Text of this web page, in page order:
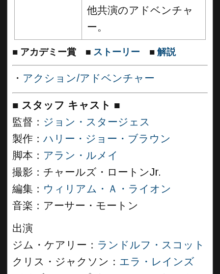
他共演のアドベンチャ
ー。
■ アカデミー賞 ■ ストーリー ■ 解説
・ アクション/アドベンチャー
■ スタッフ キャスト ■
監督： ジョン・スタージェス
製作： ハリー・ジョー・ブラウン
脚本： アラン・ルメイ
撮影：チャールズ・ロートンJr.
編集： ウィリアム・Ａ・ライオン
音楽：アーサー・モートン
出演
ジム・ケアリー： ランドルフ・スコット
クリス・ジャクソン： エラ・レインズ